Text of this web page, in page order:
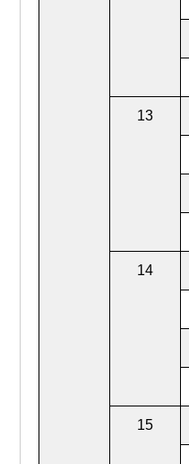
13
14
15